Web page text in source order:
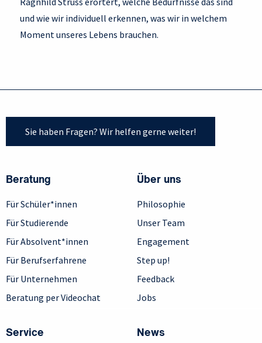
und wie wir individuell erkennen, was wir in welchem
Moment unseres Lebens brauchen.
Sie haben Fragen? Wir helfen gerne weiter!
Beratung
Für Schüler*innen
Für Studierende
Für Absolvent*innen
Für Berufserfahrene
Für Unternehmen
Beratung per Videochat
Über uns
Philosophie
Unser Team
Engagement
Step up!
Feedback
Jobs
Service News